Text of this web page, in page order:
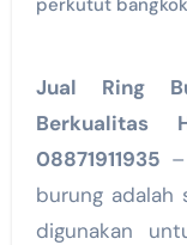
perkutut bangkok
Jual Ring Burung di Sukabumi, Bahan
Berkualitas
08871911935
burung adalah
digunakan